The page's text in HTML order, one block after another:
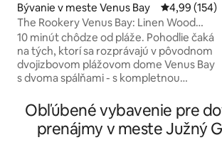
Bývanie v meste Venus Bay Priemerné
4,99 (154)
The Rookery Venus Bay: Linen Wood
Netflix + Domáce zvieratá
10 minút chôdze od pláže. Pohodlie čaká
na tých, ktorí sa rozprávajú v pôvodnom
dvojizbovom plážovom dome Venus Bay
s dvoma spálňami - s kompletnou
bielizeň, palivové drevo, Netflix,
klimatizácia, Wi-Fi - všetko v cene; ste na
dovolenke! Minimálne 5 nocí na letné
Obľúbené vybavenie pre
prenájmy v meste Južný